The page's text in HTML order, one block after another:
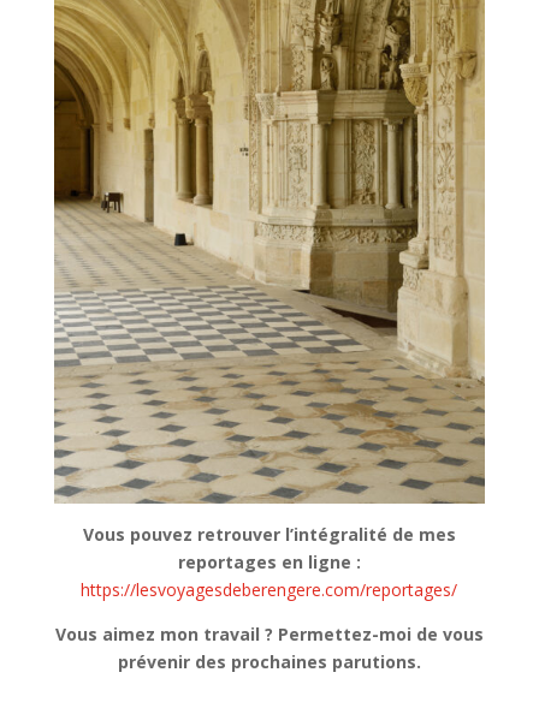
Vous pouvez retrouver l’intégralité de mes
reportages en ligne :
https://lesvoyagesdeberengere.com/reportages/
Vous aimez mon travail ? Permettez-moi de vous
prévenir des prochaines parutions.